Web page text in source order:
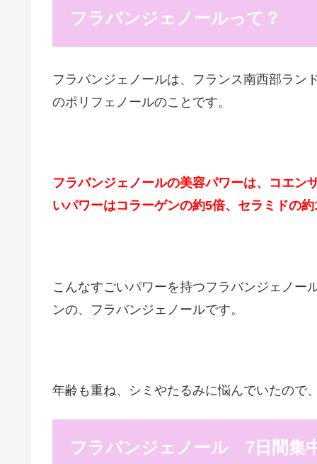
フラバンジェノールって？
フラバンジェノールは、フランス南西部ラン
のポリフェノールのことです。
フラバンジェノールの美容パワーは、コエン
いパワーはコラーゲンの約5倍、セラミドの
こんなすごいパワーを持つフラバンジェノー
ンの、フラバンジェノールです。
年齢も重ね、シミやたるみに悩んでいたので
フラバンジェノール 7日間集